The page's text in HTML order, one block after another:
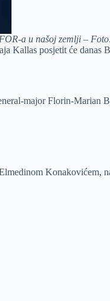
a u našoj zemlji –
Kallas posjetit će danas
major Florin-Marian